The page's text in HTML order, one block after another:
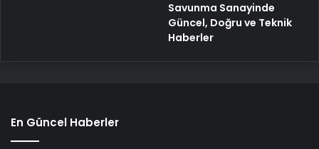
Savunma Sanayinde
Güncel, Doğru ve Teknik
Haberler
En Güncel Haberler